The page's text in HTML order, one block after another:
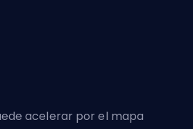
acelerar por el mapa